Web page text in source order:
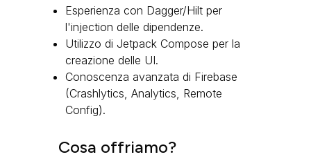
Esperienza con Dagger/Hilt per
l'injection delle dipendenze.
Utilizzo di Jetpack Compose per la
creazione delle UI.
Conoscenza avanzata di Firebase
(Crashlytics, Analytics, Remote
Config).
Cosa offriamo?